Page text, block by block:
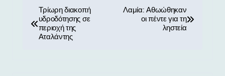
Τρίωρη διακοπή
υδροδότησης σε
περιοχή της
Αταλάντης
Λαμία: Αθωώθηκαν
οι πέντε για τη
ληστεία